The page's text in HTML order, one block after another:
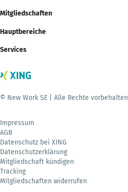
Mitgliedschaften
Hauptbereiche
Services
© New Work SE | Alle Rechte vorbehalten
Impressum
AGB
Datenschutz bei XING
Datenschutzerklärung
Mitgliedschaft kündigen
Tracking
Mitgliedschaften widerrufen